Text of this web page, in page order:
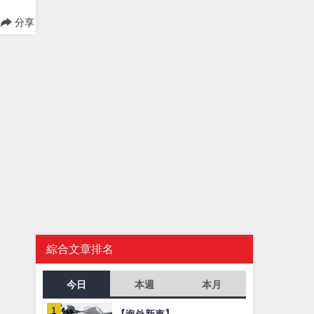
分享
綜合文章排名
今日 本週 本月